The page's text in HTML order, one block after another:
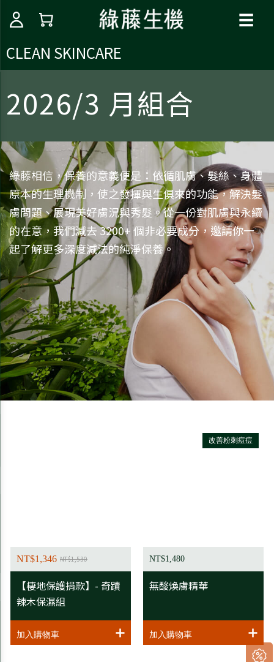
☰
CLEAN SKINCARE
2026/3 月組合
綠藤相信，保養的意義便是：依循肌膚、髮絲、身體
原本的生理機制，使之發揮與生俱來的功能，解決髮
膚問題、展現美好膚況與秀髮。從一份對肌膚與永續
的在意，我們減去 3200+ 個非必要成分，邀請你一
起了解更多深度減法的純淨保養。
NT$1,346 NT$1,530
【棲地保護捐款】- 奇蹟
辣木保濕組
改善粉刺痘痘
NT$1,480
無酸煥膚精華